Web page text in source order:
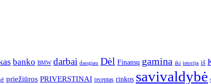
banko BMW darbai daugiau Dėl Finansų gamina iki istorija iš
priežiūros PRIVERSTINAI receptas rinkos savivaldybė